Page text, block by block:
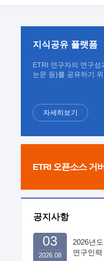
지식공유 플랫폼
ETRI 연구자의 연구성
논문 등)를 공유하기
자세히보기
ETRI 오픈소스 거
공지사항
2026년
연구인
2026.08
03